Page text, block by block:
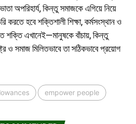
অপরিহার্য, কিন্তু সমাজকে এগিয়ে নিয়ে
করতে হবে শক্তিশালী শিক্ষা, কর্মসংস্থান ও
শক্তি এখানেই—মানুষকে বাঁচায়, কিন্তু
ও সমাজ মিলিতভাবে তা সঠিকভাবে প্রয়োগ
empower people